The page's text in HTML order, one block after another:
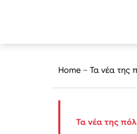
Home – Τα νέα της
Τα νέα της